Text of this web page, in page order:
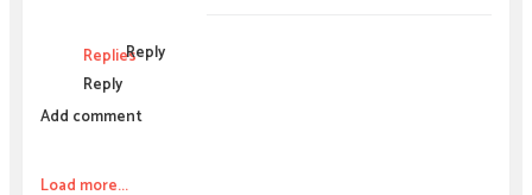
RepliesReply
Reply
Add comment
Load more...